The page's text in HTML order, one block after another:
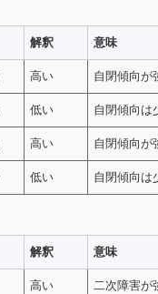
解釈 意味
高い 自閉傾向が
低い 自閉傾向は
高い 自閉傾向が
低い 自閉傾向は
解釈 意味
高い 二次障害が